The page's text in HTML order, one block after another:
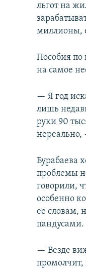
льгот на
миллионы,
Пособия по
на самое
— Я год
лишь
руки 90
нереально,
Бурабаева
проблемы
говорили,
особенно
ее словам,
пандусами.
— Везде
промолчит,